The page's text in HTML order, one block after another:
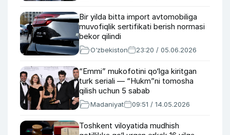
Bir yilda bitta import avtomobiliga
muvofiqlik sertifikati berish normasi
bekor qilindi
O‘zbekiston 23:20 / 05.06.2026
“Emmi” mukofotini qo‘lga kiritgan
turk seriali — “Hukm”ni tomosha
qilish uchun 5 sabab
Madaniyat 09:51 / 14.05.2026
Toshkent viloyatida mudhish